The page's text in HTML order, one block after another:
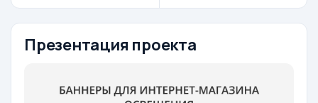
Презентация проекта